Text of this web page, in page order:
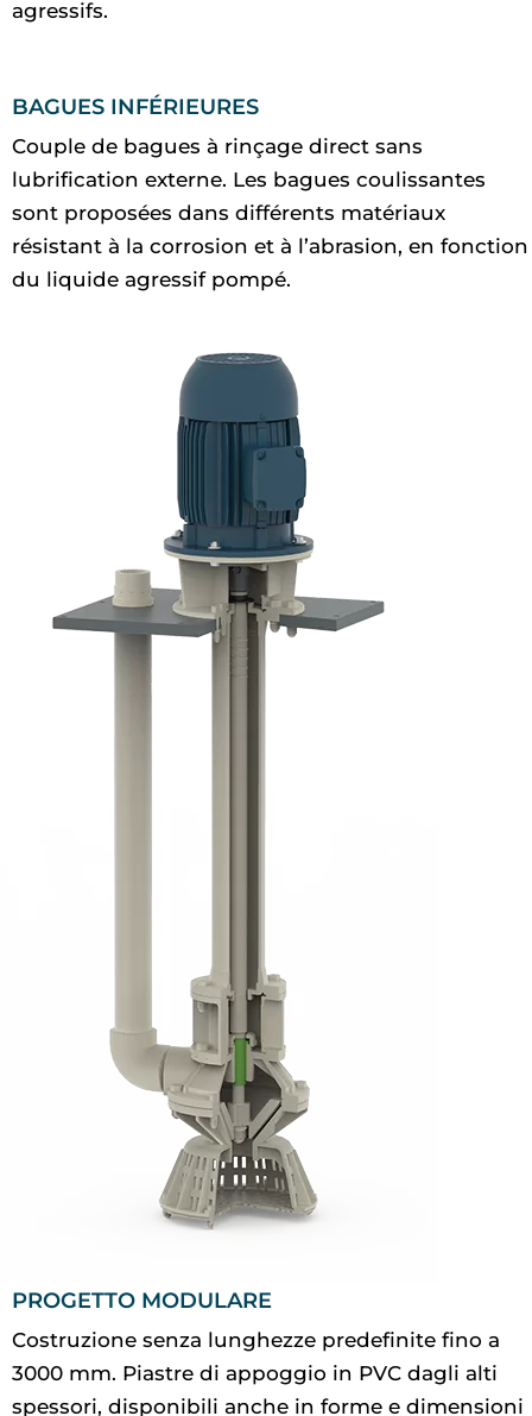
agressifs.
BAGUES INFÉRIEURES
Couple de bagues à rinçage direct sans
lubrification externe. Les bagues coulissantes
sont proposées dans différents matériaux
résistant à la corrosion et à l’abrasion, en fonction
du liquide agressif pompé.
PROGETTO MODULARE
Costruzione senza lunghezze predefinite fino a
3000 mm. Piastre di appoggio in PVC dagli alti
spessori, disponibili anche in forme e dimensioni